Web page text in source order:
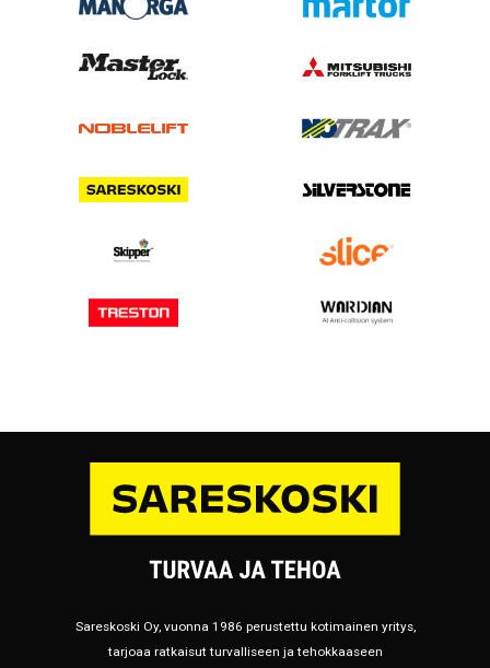
Sareskoski Oy, vuonna 1986 perustettu kotimainen yritys,
tarjoaa ratkaisut turvalliseen ja tehokkaaseen